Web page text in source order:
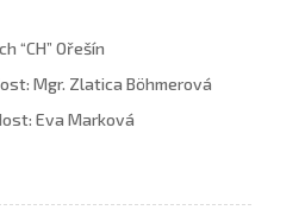
“CH” Ořešín
Mgr. Zlatica Böhmerová
Eva Marková